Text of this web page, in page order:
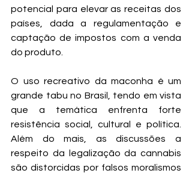
potencial para elevar as receitas dos
países, dada a regulamentação e
captação de impostos com a venda
do produto.
O uso recreativo da maconha é um
grande tabu no Brasil, tendo em vista
que a temática enfrenta forte
resistência social, cultural e política.
Além do mais, as discussões a
respeito da legalização da cannabis
são distorcidas por falsos moralismos